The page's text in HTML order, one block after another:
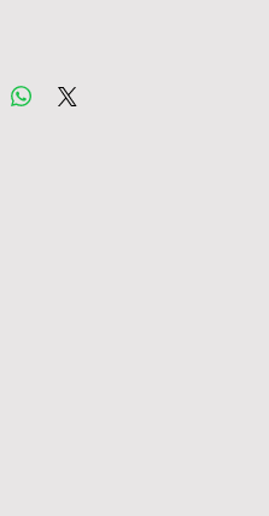
deoarece aceasta este tipărită și